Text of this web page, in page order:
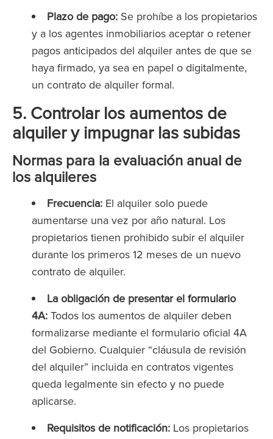
Plazo de pago: Se prohíbe a los propietarios
y a los agentes inmobiliarios aceptar o retener
pagos anticipados del alquiler antes de que se
haya firmado, ya sea en papel o digitalmente,
un contrato de alquiler formal.
5. Controlar los aumentos de
alquiler y impugnar las subidas
Normas para la evaluación anual de
los alquileres
Frecuencia: El alquiler solo puede
aumentarse una vez por año natural. Los
propietarios tienen prohibido subir el alquiler
durante los primeros 12 meses de un nuevo
contrato de alquiler.
La obligación de presentar el formulario
4A: Todos los aumentos de alquiler deben
formalizarse mediante el formulario oficial 4A
del Gobierno. Cualquier “cláusula de revisión
del alquiler” incluida en contratos vigentes
queda legalmente sin efecto y no puede
aplicarse.
Requisitos de notificación: Los propietarios